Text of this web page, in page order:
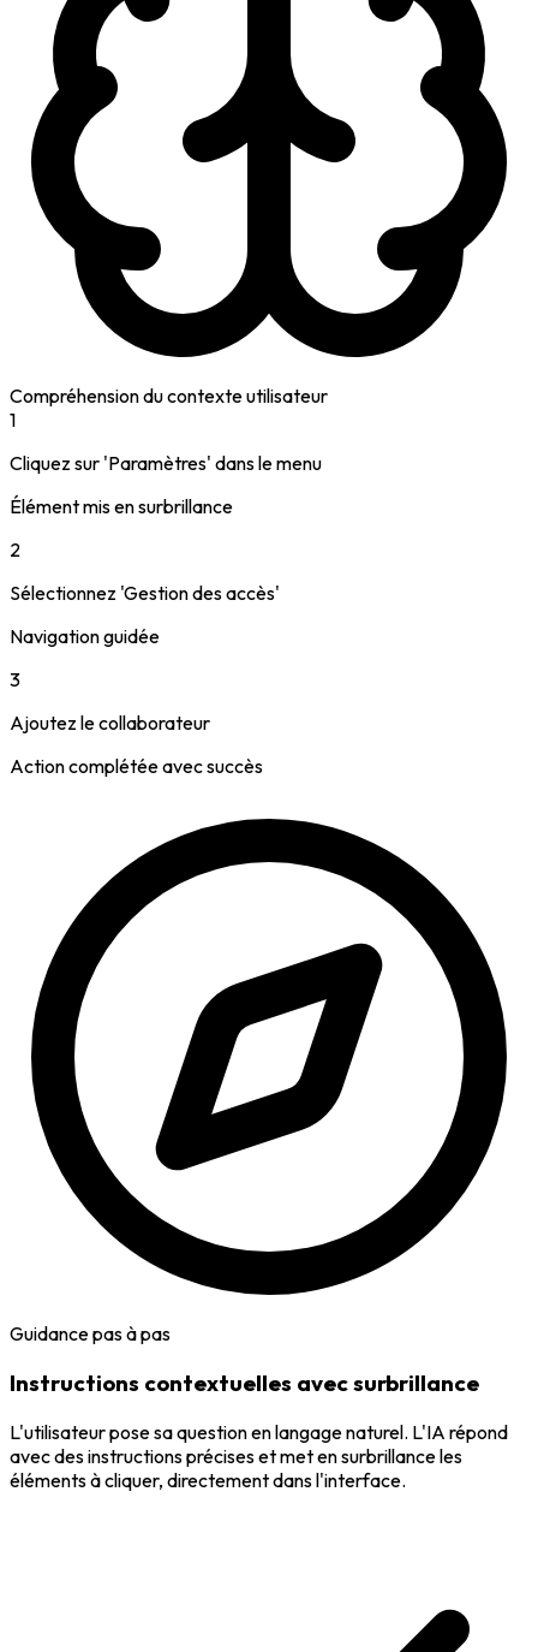
Compréhension du contexte utilisateur
1
Cliquez sur 'Paramètres' dans le menu
Élément mis en surbrillance
2
Sélectionnez 'Gestion des accès'
Navigation guidée
3
Ajoutez le collaborateur
Action complétée avec succès
Guidance pas à pas
Instructions contextuelles avec surbrillance
L'utilisateur pose sa question en langage naturel. L'IA répond
avec des instructions précises et met en surbrillance les
éléments à cliquer, directement dans l'interface.